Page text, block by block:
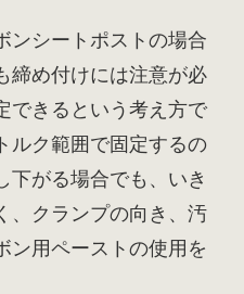
ンシートポストの場合
締め付けには注意が必
できるという考え方で
ルク範囲で固定するの
下がる場合でも、いき
、クランプの向き、汚
ン用ペーストの使用を